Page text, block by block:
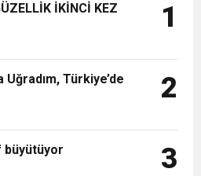
İKİNCİ KEZ
1
Uğradım, Türkiye’de
2
büyütüyor 3